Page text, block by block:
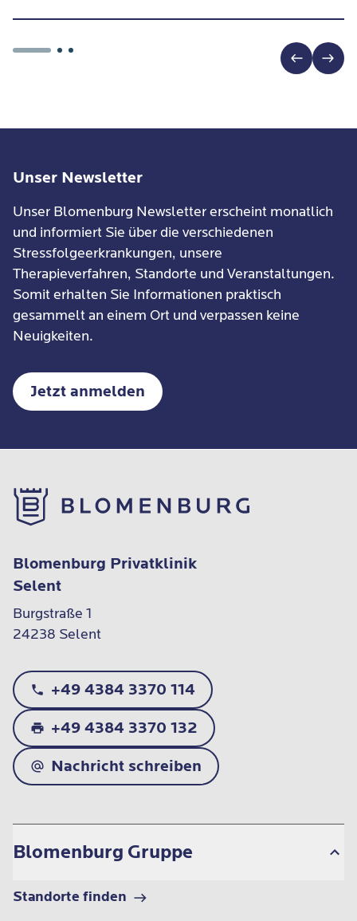
Unser Newsletter
Unser Blomenburg Newsletter erscheint monatlich
und informiert Sie über die verschiedenen
Stressfolgeerkrankungen, unsere
Therapieverfahren, Standorte und Veranstaltungen.
Somit erhalten Sie Informationen praktisch
gesammelt an einem Ort und verpassen keine
Neuigkeiten.
Jetzt anmelden
Blomenburg Privatklinik
Selent
Burgstraße 1
24238 Selent
+49 4384 3370 114
+49 4384 3370 132
Nachricht schreiben
Blomenburg Gruppe
Standorte finden